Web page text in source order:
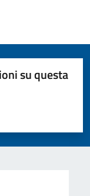
su questa